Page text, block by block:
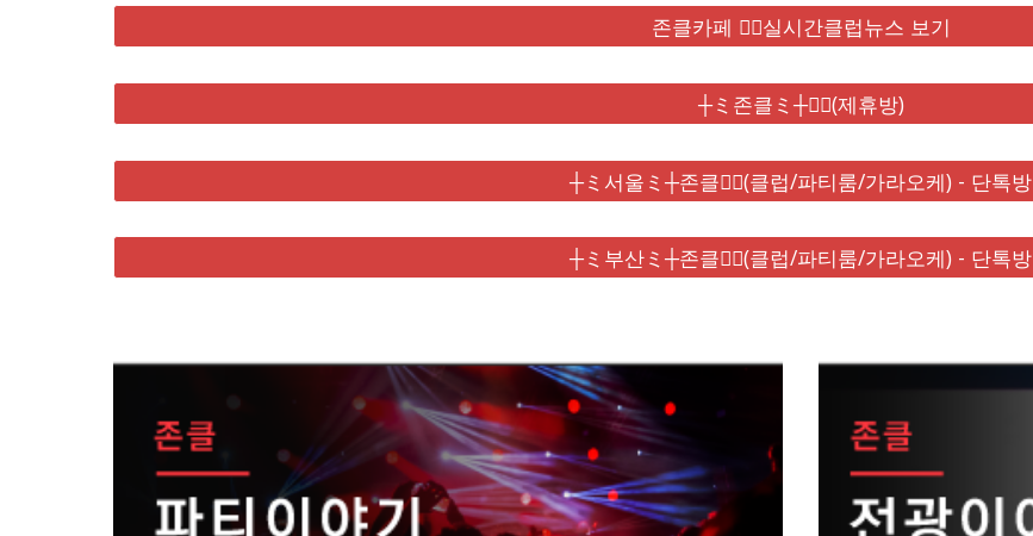
존클카페 ❤️‍🔥실시간클럽뉴스 보기
┼ミ존클ミ┼❤️‍🔥(제휴방)
┼ミ서울ミ┼존클❤️‍🔥(클럽/파티룸/가라오케) - 단톡방
┼ミ부산ミ┼존클❤️‍🔥(클럽/파티룸/가라오케) - 단톡방